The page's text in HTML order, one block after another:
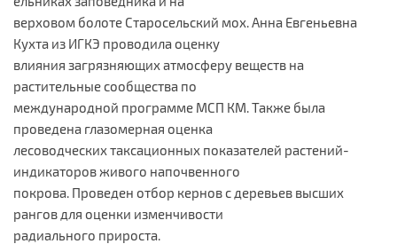
верховом болоте Старосельский мох. Анна Евгеньевна
Кухта из ИГКЭ проводила оценку
влияния загрязняющих атмосферу веществ на
растительные сообщества по
международной программе МСП КМ. Также была
проведена глазомерная оценка
лесоводческих таксационных показателей растений-
индикаторов живого напочвенного
покрова. Проведен отбор кернов с деревьев высших
рангов для оценки изменчивости
радиального прироста.